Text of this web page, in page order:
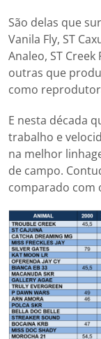
São delas que
Vanila Fly, ST
Analeo, ST
outras que
como
E nesta década
trabalho e
na melhor
de campo.
comparado com